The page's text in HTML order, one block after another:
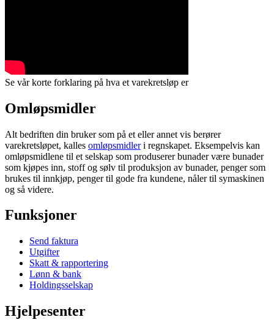
Se vår korte forklaring på hva et varekretsløp er
Omløpsmidler
Alt bedriften din bruker som på et eller annet vis berører
varekretsløpet, kalles omløpsmidleri regnskapet. Eksempelvis kan
omløpsmidlene til et selskap som produserer bunader være bunader
som kjøpes inn, stoff og sølv til produksjon av bunader, penger som
brukes til innkjøp, penger til gode fra kundene, nåler til symaskinen
og så videre.
Funksjoner
Send faktura
Utgifter
Skatt & rapportering
Lønn & bank
Holdingsselskap
Hjelpesenter